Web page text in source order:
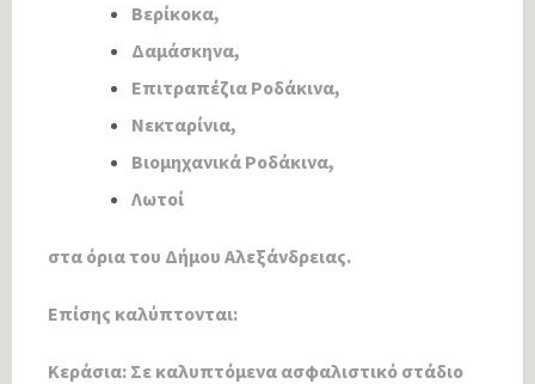
Βερίκοκα,
Δαμάσκηνα,
Επιτραπέζια Ροδάκινα,
Νεκταρίνια,
Βιομηχανικά Ροδάκινα,
Λωτοί
στα όρια του Δήμου Αλεξάνδρειας.
Επίσης καλύπτονται:
Κεράσια: Σε καλυπτόμενα ασφαλιστικό στάδιο